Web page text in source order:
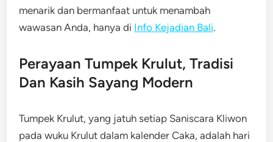
menarik dan bermanfaat untuk menambah
wawasan Anda, hanya di Info Kejadian Bali.
Perayaan Tumpek Krulut, Tradisi
Dan Kasih Sayang Modern
Tumpek Krulut, yang jatuh setiap Saniscara Kliwon
pada wuku Krulut dalam kalender Caka, adalah hari